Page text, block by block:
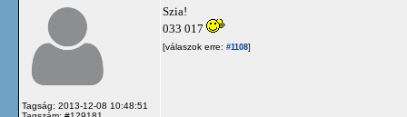
Tagság: 2013-12-08 10:48:51
Szia!
033 017
[válaszok erre: #1108]